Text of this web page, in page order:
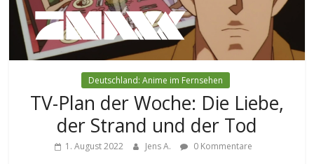
Deutschland: Anime im Fernsehen
TV-Plan der Woche: Die Liebe,
der Strand und der Tod
1. August 2022 Jens A. 0 Kommentare